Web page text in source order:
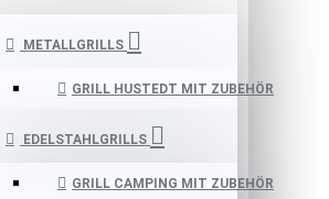
METALLGRILLS
GRILL HUSTEDT MIT ZUBEHÖR
EDELSTAHLGRILLS
GRILL CAMPING MIT ZUBEHÖR